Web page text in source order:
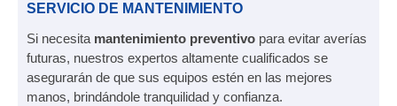
SERVICIO DE MANTENIMIENTO
Si necesita mantenimiento preventivo para evitar averías
futuras, nuestros expertos altamente cualificados se
asegurarán de que sus equipos estén en las mejores
manos, brindándole tranquilidad y confianza.